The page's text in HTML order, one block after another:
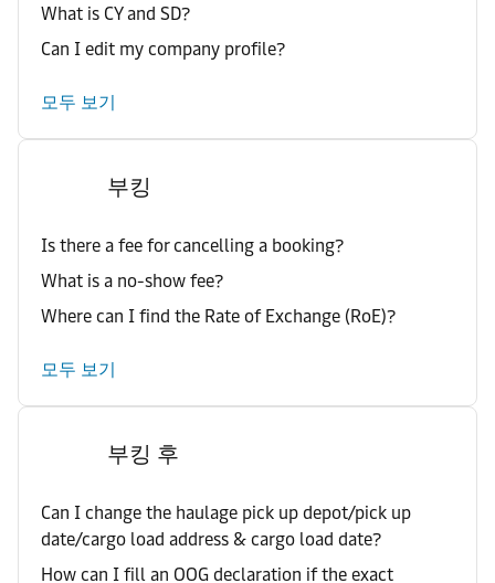
What is CY and SD?
Can I edit my company profile?
모두 보기
부킹
Is there a fee for cancelling a booking?
What is a no-show fee?
Where can I find the Rate of Exchange (RoE)?
모두 보기
부킹 후
Can I change the haulage pick up depot/pick up
date/cargo load address & cargo load date?
How can I fill an OOG declaration if the exact